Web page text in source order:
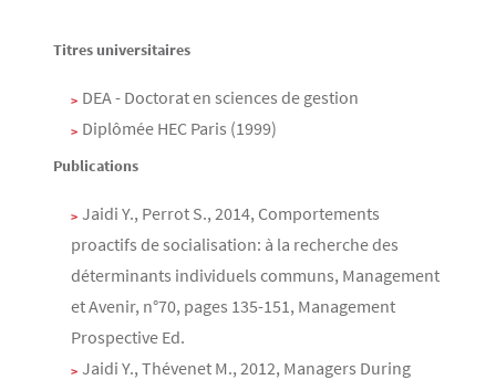
Contenu
Texte
Titres universitaires
DEA - Doctorat en sciences de gestion
Diplômée HEC Paris (1999)
Publications
Jaidi Y., Perrot S., 2014, Comportements
proactifs de socialisation: à la recherche des
déterminants individuels communs, Management
et Avenir, n°70, pages 135-151, Management
Prospective Ed.
Jaidi Y., Thévenet M., 2012, Managers During